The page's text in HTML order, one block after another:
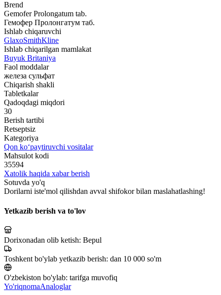
Brend
Gemofer Prolongatum tab.
Гемофер Пролонгатум таб.
Ishlab chiqaruvchi
GlaxoSmithKline
Ishlab chiqarilgan mamlakat
Buyuk Britaniya
Faol moddalar
железа сульфат
Chiqarish shakli
Tabletkalar
Qadoqdagi miqdori
30
Berish tartibi
Retseptsiz
Kategoriya
Qon ko‘paytiruvchi vositalar
Mahsulot kodi
35594
Xatolik haqida xabar berish
Sotuvda yo'q
Dorilarni iste'mol qilishdan avval shifokor bilan maslahatlashing!
Yetkazib berish va to'lov
Dorixonadan olib ketish: Bepul
Toshkent bo'ylab yetkazib berish: dan 10 000 so'm
O'zbekiston bo'ylab: tarifga muvofiq
Yo'riqnomaAnaloglar